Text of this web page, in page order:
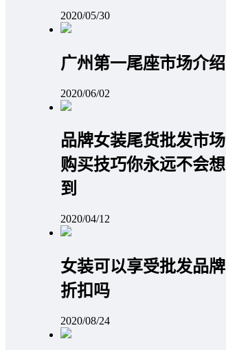
2020/05/30
广州第一尾座市场介绍
2020/06/02
品牌女装尾货批发市场
购买技巧你永远不会想
到
2020/04/12
女装可以享受批发品牌
折扣吗
2020/08/24